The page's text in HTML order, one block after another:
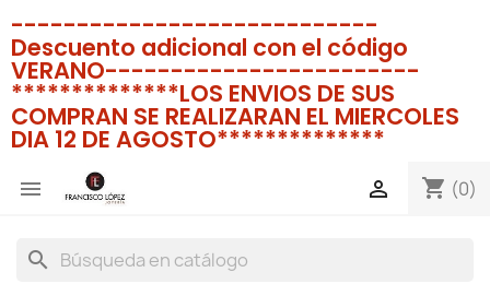
----------------------------
Descuento adicional con el código
VERANO------------------------
**************LOS ENVIOS DE SUS
COMPRAN SE REALIZARAN EL MIERCOLES
DIA 12 DE AGOSTO**************
 shopping_cart (0)

search